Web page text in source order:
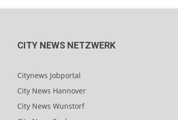
CITY NEWS NETZWERK
Citynews Jobportal
City News Hannover
City News Wunstorf